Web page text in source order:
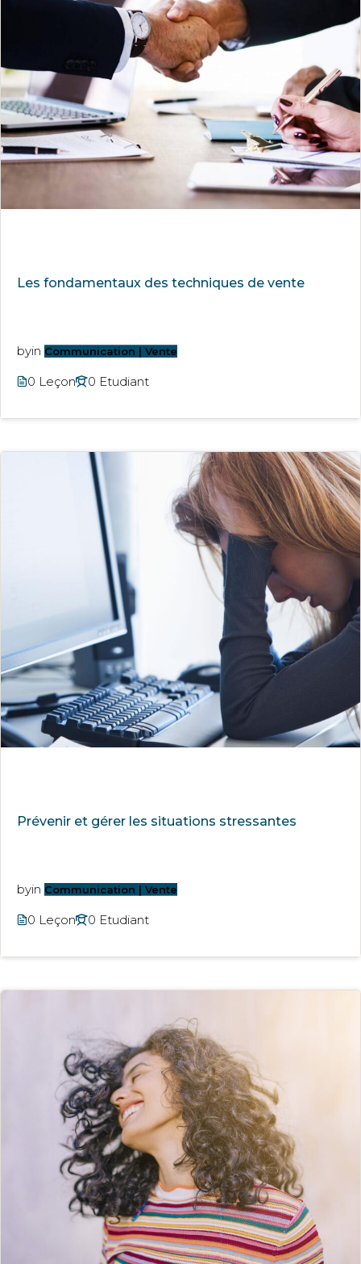
Les fondamentaux des techniques de vente
byin Communication | Vente
0 Leçon 0 Etudiant
Prévenir et gérer les situations stressantes
byin Communication | Vente
0 Leçon 0 Etudiant